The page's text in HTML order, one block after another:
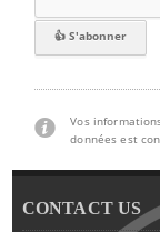
Vos
données est
CONTACT US